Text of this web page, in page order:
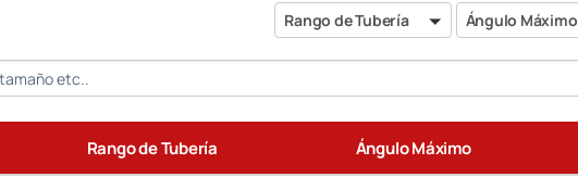
Rango
de
Tubería
Rango de Tubería
Ángulo
Máximo
Ángulo Máximo
Rango de Tubería Ángulo Máximo